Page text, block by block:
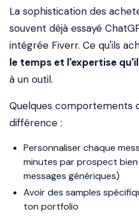
La sophistication des
souvent déjà essayé
intégrée Fiverr. Ce qu'ils
le temps et l'expertise
à un outil.
Quelques comportements
différence :
Personnaliser chaque
minutes par prospect
messages génériques)
Avoir des samples
ton portfolio